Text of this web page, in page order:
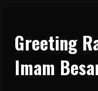
Greeting
Imam